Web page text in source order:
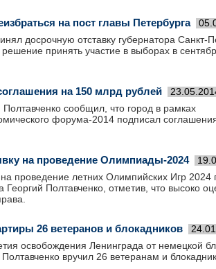
на пост главы Петербурга
досрочную отставку губернатора Санкт-
принять участие в выборах в
на 150 млрд рублей
сообщил, что город в рамках
форума-2014 подписал
на проведение Олимпиады-2024
проведение летних Олимпийских Игр 2024
Полтавченко, отметив, что высоко
26 ветеранов и блокадников
освобождения Ленинграда от немецкой
вручил 26 ветеранам и